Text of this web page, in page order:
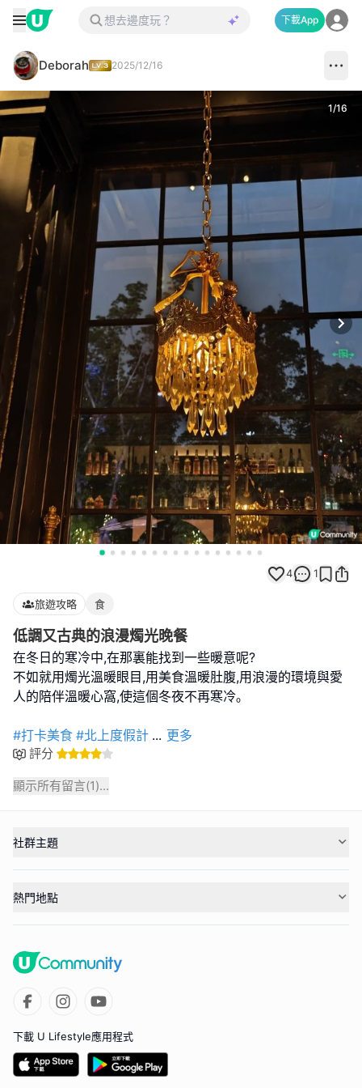
下載App
Deborah 2025/12/16
1/16
4 1
旅遊攻略 食
低調又古典的浪漫燭光晚餐
在冬日的寒冷中,在那裏能找到一些暖意呢?
不如就用燭光溫暖眼目,用美食溫暖肚腹,用浪漫的環境與愛
人的陪伴溫暖心窩,使這個冬夜不再寒冷｡
#打卡美食 #北上度假計 ... 更多
評分
顯示所有留言(1)...
社群主題
熱門地點
下載 U Lifestyle應用程式